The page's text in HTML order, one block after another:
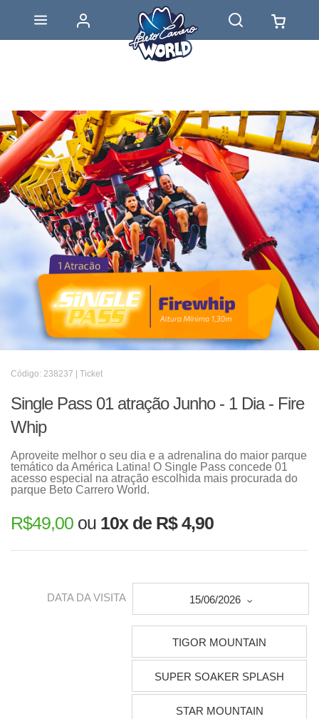
Código: 238237 | Ticket
Single Pass 01 atração Junho - 1 Dia - Fire
Whip
Aproveite melhor o seu dia e a adrenalina do maior parque
temático da América Latina! O Single Pass concede 01
acesso especial na atração escolhida mais procurada do
parque Beto Carrero World.
R$49,00 ou 10x de R$ 4,90
DATA DA VISITA 15/06/2026
TIGOR MOUNTAIN
SUPER SOAKER SPLASH
STAR MOUNTAIN